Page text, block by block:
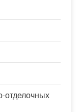
отделочных